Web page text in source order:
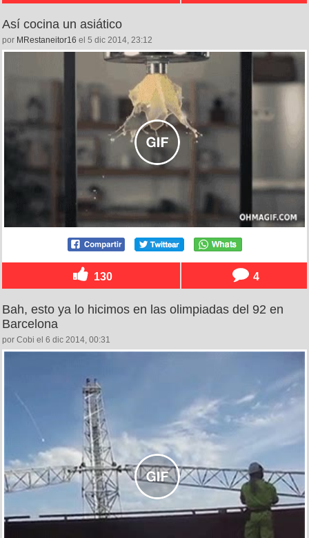
Así cocina un asiático
por MRestaneitor16 el 5 dic 2014, 23:12
130 4
Bah, esto ya lo hicimos en las olimpiadas del 92 en
Barcelona
por Cobi el 6 dic 2014, 00:31